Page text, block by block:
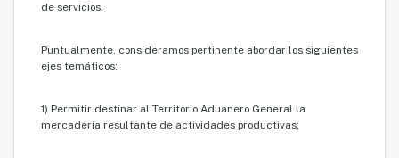
de servicios.
Puntualmente, consideramos pertinente abordar los siguientes
ejes temáticos:
1) Permitir destinar al Territorio Aduanero General la
mercadería resultante de actividades productivas;